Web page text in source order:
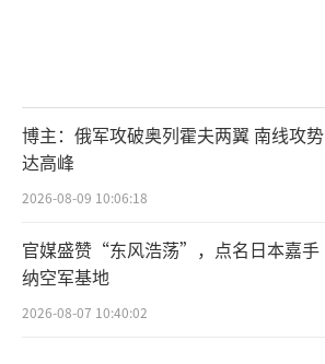
博主：俄军攻破奥列霍夫两翼 南线攻势
达高峰
2026-08-09 10:06:18
官媒盛赞“东风浩荡”，点名日本嘉手
纳空军基地
2026-08-07 10:40:02